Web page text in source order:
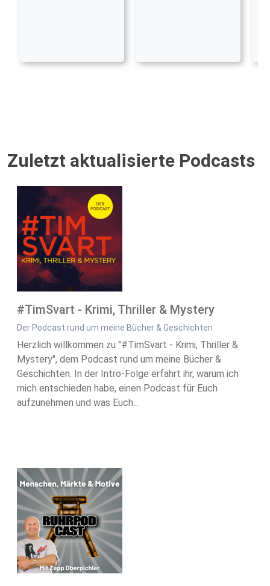
Zuletzt aktualisierte Podcasts
#TimSvart - Krimi, Thriller & Mystery
Der Podcast rund um meine Bücher & Geschichten
Herzlich willkommen zu "#TimSvart - Krimi, Thriller &
Mystery", dem Podcast rund um meine Bücher &
Geschichten. In der Intro-Folge erfahrt ihr, warum ich
mich entschieden habe, einen Podcast für Euch
aufzunehmen und was Euch...